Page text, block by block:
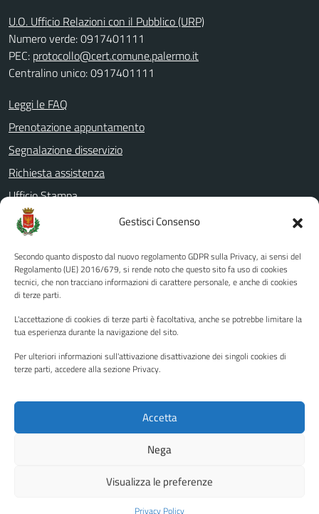
Gestisci Consenso
Secondo quanto disposto dal nuovo regolamento GDPR sulla Privacy, ai sensi del
Regolamento (UE) 2016/679, si rende noto che questo sito fa uso di cookies
tecnici, che non tracciano informazioni di carattere personale, e anche di cookies
di terze parti.
L'accettazione di cookies di terze parti è facoltativa, anche se potrebbe limitare la
tua esperienza durante la navigazione del sito.
Per ulteriori informazioni sull'attivazione disattivazione dei singoli cookies di
terze parti, accedere alla sezione Privacy.
Accetta
Nega
Visualizza le preferenze
Privacy Policy
U.O. Ufficio Relazioni con il Pubblico (URP)
Numero verde: 0917401111
PEC: protocollo@cert.comune.palermo.it
Centralino unico: 0917401111
Leggi le FAQ
Prenotazione appuntamento
Segnalazione disservizio
Richiesta assistenza
Ufficio Stampa
Amministrazione Trasparente
Albo pretorio
Informativa privacy
Note legali
Piano di miglioramento del sito
Instagram